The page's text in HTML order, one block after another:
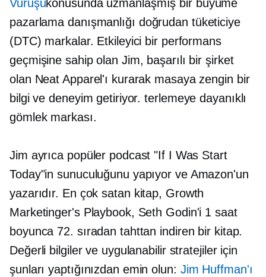
Vuruşukonusunda uzmanlaşmış bir büyüme
pazarlama danışmanlığı doğrudan tüketiciye
(DTC) markalar. Etkileyici bir performans
geçmişine sahip olan Jim, başarılı bir şirket
olan Neat Apparel'ı kurarak masaya zengin bir
bilgi ve deneyim getiriyor.terlemeye dayanıklı
gömlek markası.
Jim ayrıca popüler podcast "If I Was Start
Today"in sunuculuğunu yapıyor ve Amazon'un
yazarıdır. En çok satan kitap, Growth
Marketinger's Playbook, Seth Godin'i 1 saat
boyunca 72. sıradan tahttan indiren bir kitap.
Değerli bilgiler ve uygulanabilir stratejiler için
şunları yaptığınızdan emin olun: Jim Huffman'ı